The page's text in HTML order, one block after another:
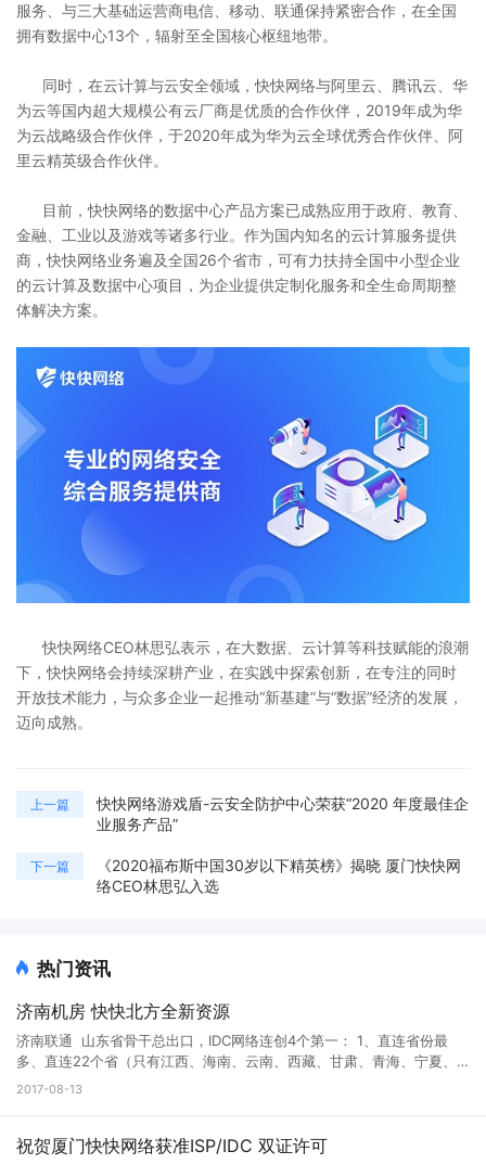
服务、与三大基础运营商电信、移动、联通保持紧密合作，在全国
拥有数据中心13个，辐射至全国核心枢纽地带。
同时，在云计算与云安全领域，快快网络与阿里云、腾讯云、华
为云等国内超大规模公有云厂商是优质的合作伙伴，2019年成为华
为云战略级合作伙伴，于2020年成为华为云全球优秀合作伙伴、阿
里云精英级合作伙伴。
目前，快快网络的数据中心产品方案已成熟应用于政府、教育、
金融、工业以及游戏等诸多行业。作为国内知名的云计算服务提供
商，快快网络业务遍及全国26个省市，可有力扶持全国中小型企业
的云计算及数据中心项目，为企业提供定制化服务和全生命周期整
体解决方案。
快快网络CEO林思弘表示，在大数据、云计算等科技赋能的浪潮
下，快快网络会持续深耕产业，在实践中探索创新，在专注的同时
开放技术能力，与众多企业一起推动“新基建”与“数据”经济的发展，
迈向成熟。
上一篇
快快网络游戏盾-云安全防护中心荣获“2020 年度最佳企
业服务产品”
下一篇
《2020福布斯中国30岁以下精英榜》揭晓 厦门快快网
络CEO林思弘入选
热门资讯
济南机房 快快北方全新资源
济南联通 山东省骨干总出口，IDC网络连创4个第一： 1、直连省份最
多、直连22个省（只有江西、海南、云南、西藏、甘肃、青海、宁夏、
新疆没有直连）。第二名是北京，直连20个省。 2、出省带宽最多，已经
联通核心资源已由快快网络山东分公司独家签约。 服务器机型：16核
2017-08-13
祝贺厦门快快网络获准ISP/IDC 双证许可